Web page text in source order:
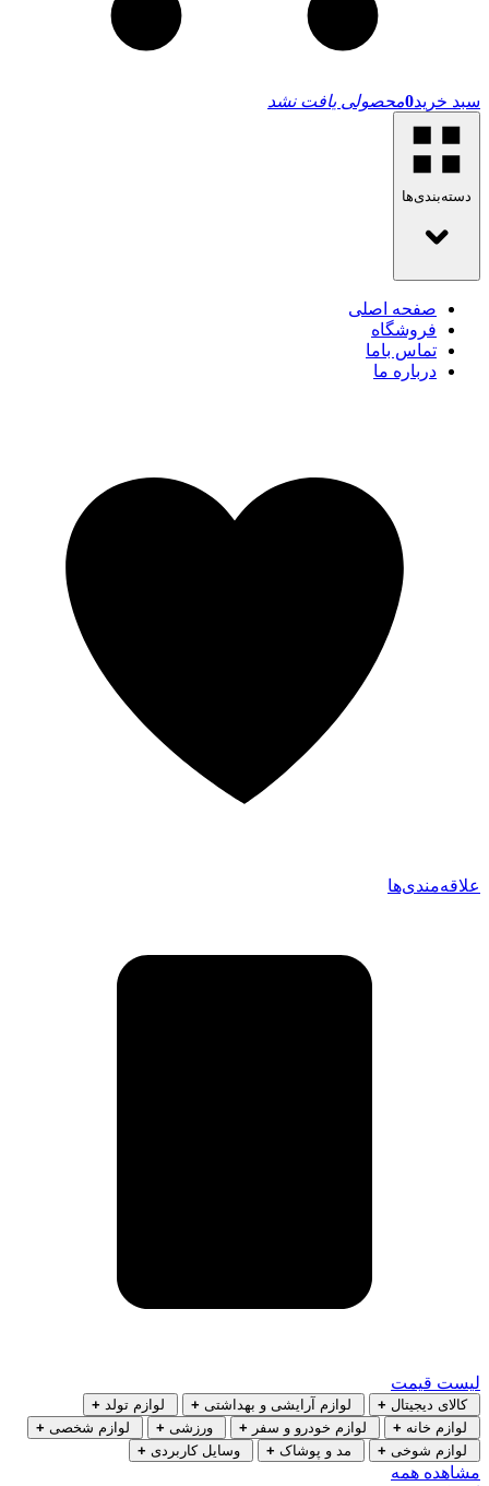
سبد خرید0محصولی یافت نشد
دسته‌بندی‌ها
صفحه اصلی
فروشگاه
تماس باما
درباره ما
علاقه‌مندی‌ها
لیست قیمت
کالای دیجیتال + لوازم آرایشی و بهداشتی + لوازم تولد +
لوازم خانه + لوازم خودرو و سفر + ورزشی + لوازم شخصی +
لوازم شوخی + مد و پوشاک + وسایل کاربردی +
مشاهده همه